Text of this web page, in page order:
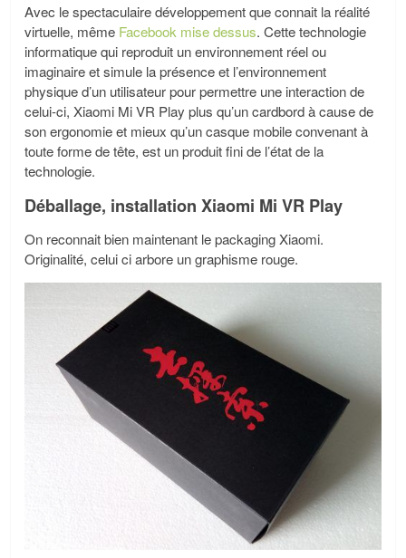
Avec le spectaculaire développement que connait la réalité
virtuelle, même Facebook mise dessus. Cette technologie
informatique qui reproduit un environnement réel ou
imaginaire et simule la présence et l’environnement
physique d’un utilisateur pour permettre une interaction de
celui-ci, Xiaomi Mi VR Play plus qu’un cardbord à cause de
son ergonomie et mieux qu’un casque mobile convenant à
toute forme de tête, est un produit fini de l’état de la
technologie.
Déballage, installation Xiaomi Mi VR Play
On reconnait bien maintenant le packaging Xiaomi.
Originalité, celui ci arbore un graphisme rouge.